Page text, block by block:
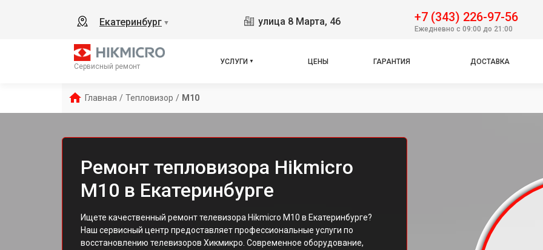
Екатеринбург ▼ улица 8 Марта, 46 +7 (343) 226-97-56
Ежедневно с 09:00 до 21:00
Сервисный ремонт
УСЛУГИ ЦЕНЫ ГАРАНТИЯ ДОСТАВКА
Главная / Тепловизор / M10
Ремонт тепловизора Hikmicro
M10 в Екатеринбурге
Ищете качественный ремонт телевизора Hikmicro M10 в Екатеринбурге?
Наш сервисный центр предоставляет профессиональные услуги по
восстановлению телевизоров Хикмикро. Современное оборудование,